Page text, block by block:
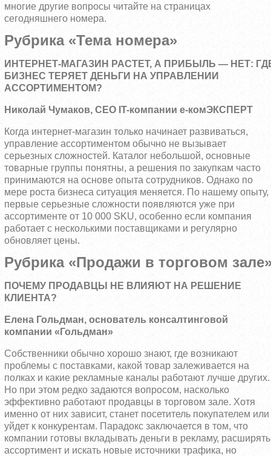
многие другие вопросы читайте на страницах
сегодняшнего номера.
Рубрика «Тема номера»
ИНТЕРНЕТ-МАГАЗИН РАСТЕТ, А ПРИБЫЛЬ — НЕТ:
БИЗНЕС ТЕРЯЕТ ДЕНЬГИ НА УПРАВЛЕНИИ
АССОРТИМЕНТОМ?
Николай Чумаков, CEO IT-компании е-комЭКСПЕРТ
Когда интернет-магазин только начинает развиваться,
управление ассортиментом обычно не вызывает
серьезных сложностей. Каталог небольшой, основные
товарные группы понятны, а решения по закупкам часто
принимаются на основе опыта сотрудников. Однако по
мере роста бизнеса ситуация меняется. По нашему опыту,
первые серьезные сложности появляются уже при
ассортименте от 10 000 SKU, особенно если компания
работает с несколькими поставщиками и регулярно
обновляет цены.
Рубрика «Продажи в торговом
ПОЧЕМУ ПРОДАВЦЫ НЕ ВЛИЯЮТ НА РЕШЕНИЕ
КЛИЕНТА?
Елена Гольдман, основатель консалтинговой
компании «Гольдман»
Собственники обычно хорошо знают, где возникают
проблемы с поставками, какой товар залеживается на
полках и какие рекламные каналы работают лучше других.
Но при этом редко задаются вопросом, насколько
эффективно работают продавцы в торговом зале. Хотя
именно от них зависит, станет посетитель покупателем или
уйдет к конкурентам. Парадокс заключается в том, что
компании готовы вкладывать деньги в рекламу, расширять
ассортимент и искать новые источники трафика, но